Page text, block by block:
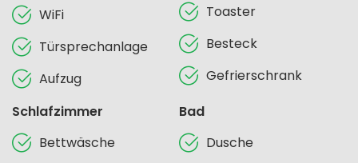
WiFi
Türsprechanlage
Aufzug
Toaster
Besteck
Gefrierschrank
Schlafzimmer
Bettwäsche
Bad
Dusche